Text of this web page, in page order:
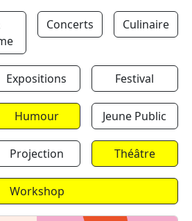
Concerts Culinaire
Expositions Festival
Humour Jeune Public
Projection Théâtre
Workshop